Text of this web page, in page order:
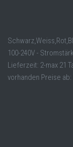
100-240V -
Lieferzeit: 2-max 21
vorhanden Preise